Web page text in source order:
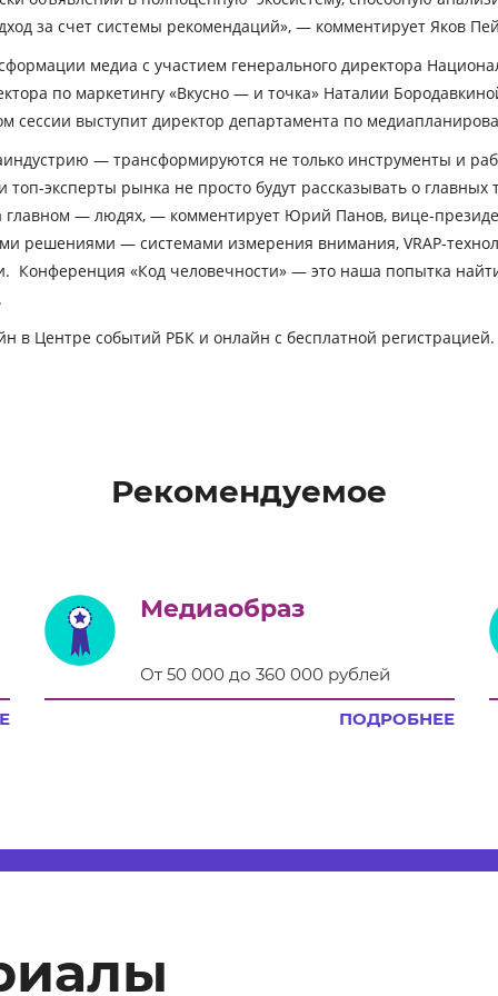
за счет системы рекомендаций», — комментирует Яков
медиа с участием генерального директора
по маркетингу «Вкусно — и точка» Наталии
сессии выступит директор департамента по
— трансформируются не только инструменты и
эксперты рынка не просто будут рассказывать о главных
главном — людях, — комментирует Юрий Панов, вице-
решениями — системами измерения внимания, VRAP-
Конференция «Код человечности» — это наша попытка
в Центре событий РБК и онлайн с бесплатной регистрацией.
Рекомендуемое
Медиаобраз
От 50 000 до 360 000 рублей
ПОДРОБНЕЕ